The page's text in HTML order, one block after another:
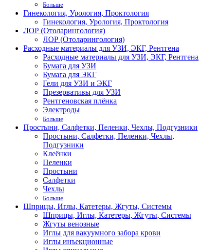
Больше
Гинекология, Урология, Проктология
Гинекология, Урология, Проктология
ЛОР (Отоларингология)
ЛОР (Отоларингология)
Расходные материалы для УЗИ, ЭКГ, Рентгена
Расходные материалы для УЗИ, ЭКГ, Рентгена
Бумага для УЗИ
Бумага для ЭКГ
Гели для УЗИ и ЭКГ
Презервативы для УЗИ
Рентгеновская плёнка
Электроды
Больше
Простыни, Салфетки, Пеленки, Чехлы, Подгузники
Простыни, Салфетки, Пеленки, Чехлы,
Подгузники
Клеёнки
Пеленки
Простыни
Салфетки
Чехлы
Больше
Шприцы, Иглы, Катетеры, Жгуты, Системы
Шприцы, Иглы, Катетеры, Жгуты, Системы
Жгуты венозные
Иглы для вакуумного забора крови
Иглы инъекционные